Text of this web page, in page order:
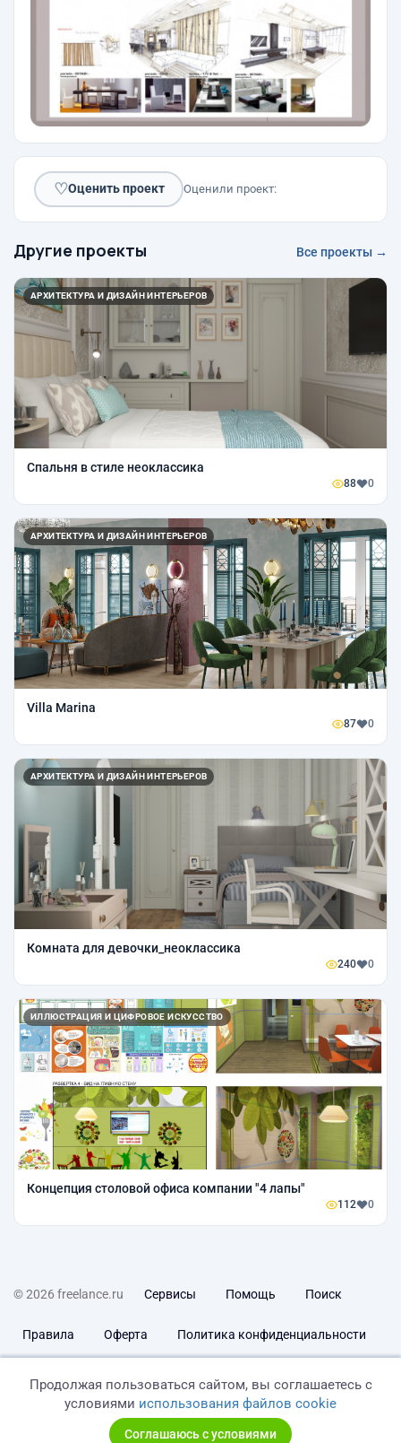
♡Оценить проект Оценили проект:
Другие проекты Все проекты →
АРХИТЕКТУРА И ДИЗАЙН ИНТЕРЬЕРОВ
Спальня в стиле неоклассика
88 0
АРХИТЕКТУРА И ДИЗАЙН ИНТЕРЬЕРОВ
Villa Marina
87 0
АРХИТЕКТУРА И ДИЗАЙН ИНТЕРЬЕРОВ
Комната для девочки_неоклассика
240 0
ИЛЛЮСТРАЦИЯ И ЦИФРОВОЕ ИСКУССТВО
Концепция столовой офиса компании "4 лапы"
112 0
© 2026 freelance.ru Сервисы Помощь Поиск
Правила Оферта Политика конфиденциальности
Продолжая пользоваться сайтом, вы соглашаетесь с
условиями использования файлов cookie
Соглашаюсь с условиями